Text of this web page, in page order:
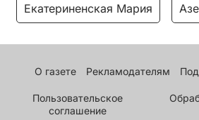
Екатериненская Мария
О газете Рекламодателям
Пользовательское
соглашение